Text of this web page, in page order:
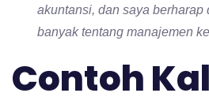
akuntansi, dan saya berharap
banyak tentang manajemen
Contoh